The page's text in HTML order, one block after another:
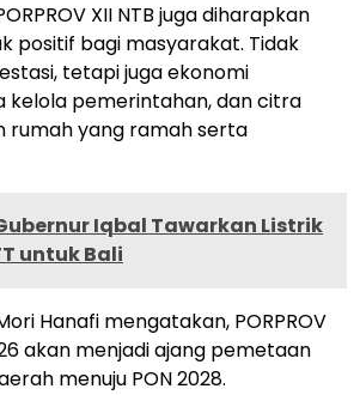
XII NTB juga diharapkan
positif bagi masyarakat. Tidak
tetapi juga ekonomi
kelola pemerintahan, dan citra
rumah yang ramah serta
Iqbal Tawarkan Listrik
untuk Bali
Hanafi mengatakan, PORPROV
akan menjadi ajang pemetaan
menuju PON 2028.